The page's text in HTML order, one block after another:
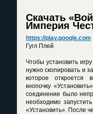
Скачать
Империя
https://play.google.com
Гугл Плей
Чтобы установить
нужно скопировать и
которое откроется
кнопочку
соединение было
необходимо
«Установить». После